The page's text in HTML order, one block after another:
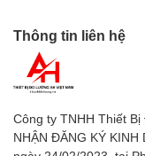
Thiết bị đo độ ẩm
độ ẩm đất, Máy đo
đo độ ẩm nông sản
8. Máy đo độ cứng
Thông tin liên hệ
Công ty TNHH Thiết
NHẬN ĐĂNG KÝ